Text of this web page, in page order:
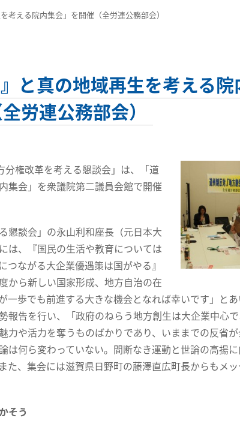
考える院内集会」を開催（全労連公務部会）
と真の地域再生を考える
労連公務部会）
権改革を考える懇談会」は、「道
集会」を衆議院第二議員会館で開催
懇談会」の永山利和座長（元日本大
は、『国民の生活や教育については
ながる大企業優遇策は国がやる』
から新しい国家形成、地方自治の在
一歩でも前進する大きな機会となれば幸いです」と
報告を行い、「政府のねらう地方創生は大企業中心
力や活力を奪うものばかりであり、いままでの反省
何ら変わっていない。間断なき運動と世論の高揚
た、集会には滋賀県日野町の藤澤直広町長からもメ
そう